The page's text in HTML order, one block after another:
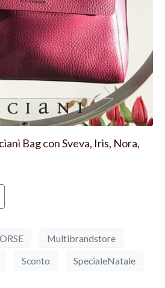
Bag con Sveva, Iris, Nora,
Multibrandstore
Sconto SpecialeNatale